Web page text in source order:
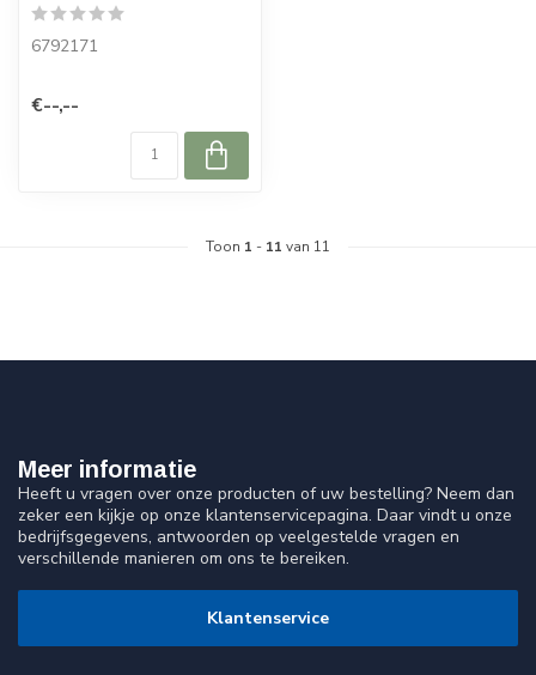
6792171
€--,--
Toon 1 - 11 van 11
Meer informatie
Heeft u vragen over onze producten of uw bestelling? Neem dan
zeker een kijkje op onze klantenservicepagina. Daar vindt u onze
bedrijfsgegevens, antwoorden op veelgestelde vragen en
verschillende manieren om ons te bereiken.
Klantenservice